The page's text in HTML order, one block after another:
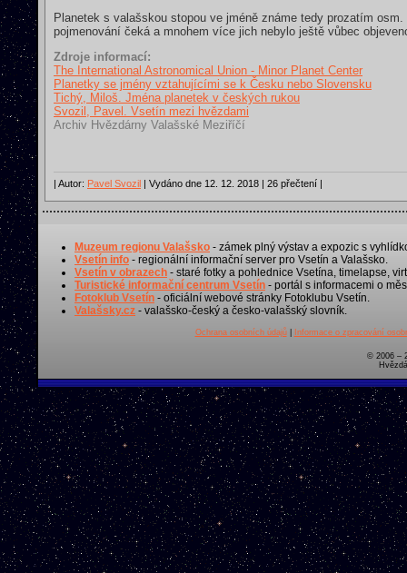
Planetek s valašskou stopou ve jméně známe tedy prozatím
pojmenování čeká a mnohem více jich nebylo ještě vůbec
Zdroje informací:
The International Astronomical Union - Minor Planet Center
Planetky se jmény vztahujícími se k Česku nebo Slovensku
Tichý, Miloš. Jména planetek v českých rukou
Svozil, Pavel. Vsetín mezi hvězdami
Archiv Hvězdárny Valašské Meziříčí
| Autor: Pavel Svozil | Vydáno dne 12. 12. 2018 | 26 přečtení |
Muzeum regionu Valašsko - zámek plný výstav a expozic s
Vsetín info - regionální informační server pro Vsetín a Valašsko.
Vsetín v obrazech - staré fotky a pohlednice Vsetína, timelapse,
Turistické informační centrum Vsetín - portál s informacemi o
Fotoklub Vsetín - oficiální webové stránky Fotoklubu Vsetín.
Valašsky.cz - valašsko-český a česko-valašský slovník.
Ochrana osobních údajů| Informace o zpracování
© 2006 –